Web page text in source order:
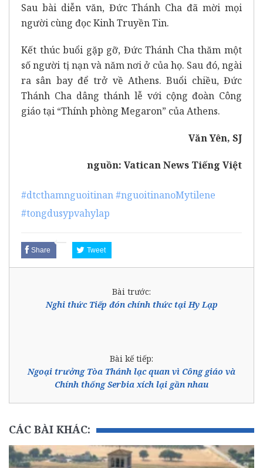
Sau bài diễn văn, Đức Thánh Cha đã mời mọi
người cùng đọc Kinh Truyền Tin.
Kết thúc buổi gặp gỡ, Đức Thánh Cha thăm một
số người tị nạn và năm nơi ở của họ. Sau đó, ngài
ra sân bay để trở về Athens. Buổi chiều, Đức
Thánh Cha dâng thánh lễ với cộng đoàn Công
giáo tại “Thính phòng Megaron” của Athens.
Văn Yên, SJ
nguồn: Vatican News Tiếng Việt
#dtcthamnguoitinan#nguoitinanoMytilene
#tongdusypvahylap
Share Tweet
Bài trước:
Nghi thức Tiếp đón chính thức tại Hy Lạp
Bài kế tiếp:
Ngoại trưởng Tòa Thánh lạc quan vì Công giáo và
Chính thống Serbia xích lại gần nhau
CÁC BÀI KHÁC: